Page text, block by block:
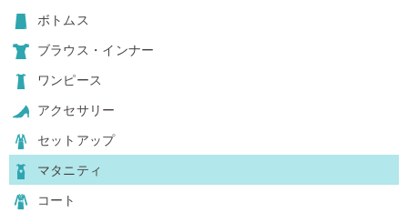
ボトムス
ブラウス・インナー
ワンピース
アクセサリー
セットアップ
マタニティ
コート